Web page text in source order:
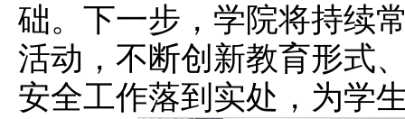
础。下一步，学院将持续
活动，不断创新教育形式
安全工作落到实处，为学